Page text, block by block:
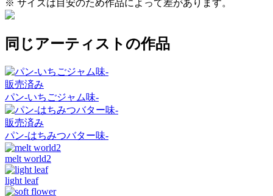
※ サイズは目安のため作品によって差があります。
同じアーティストの作品
販売済み
パン-いちごジャム味-
販売済み
パン-はちみつバター味-
melt world2
light leaf